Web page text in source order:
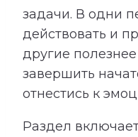
задачи. В одни
действовать и
другие
завершить
отнестись к
Раздел